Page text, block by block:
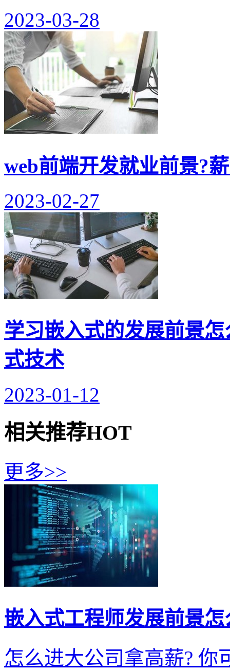
2023-03-28
web前端开发就业前景?
2023-02-27
学习嵌入式的发展前景
式技术
2023-01-12
相关推荐HOT
更多>>
嵌入式工程师发展前景怎
怎么进大公司拿高薪? 你